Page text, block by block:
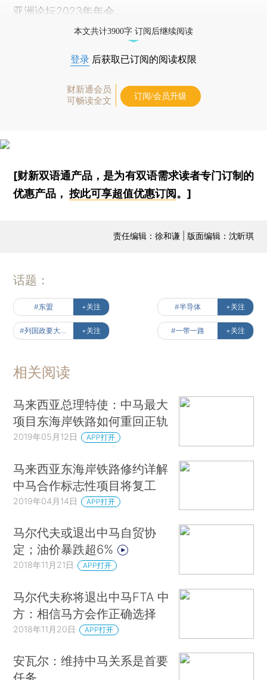
亚洲论坛2023年年会。
本文共计3900字 订阅后继续阅读
登录 后获取已订阅的阅读权限
财新通会员
可畅读全文
订阅/会员升级
[财新双语通产品，是为有双语需求读者专门订制的
优惠产品，按此可享超值优惠订阅。]
责任编辑：徐和谦 | 版面编辑：沈昕琪
话题：
#东盟 +关注 #半导体 +关注
+关注 #一带一路 +关注
相关阅读
马来西亚总理特使：中马最大
项目东海岸铁路如何重回正轨
2019年05月12日 APP打开
马来西亚东海岸铁路修约详解
中马合作标志性项目将复工
2019年04月14日 APP打开
马尔代夫或退出中马自贸协
定；油价暴跌超6%
2018年11月21日 APP打开
马尔代夫称将退出中马FTA 中
方：相信马方会作正确选择
2018年11月20日 APP打开
安瓦尔：维持中马关系是首要